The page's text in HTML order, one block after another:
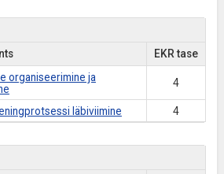
EKR tase
organiseerimine ja
4
läbiviimine 4